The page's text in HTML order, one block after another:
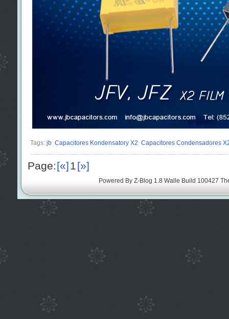
Tags: jb Capacitores Kondensatory X2 Capacitores Condensadores
Page:[«]1[»]
Powered By Z-Blog 1.8 Walle Build 100427